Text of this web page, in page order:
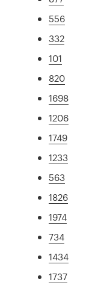
556
332
101
820
1698
1206
1749
1233
563
1826
1974
734
1434
1737